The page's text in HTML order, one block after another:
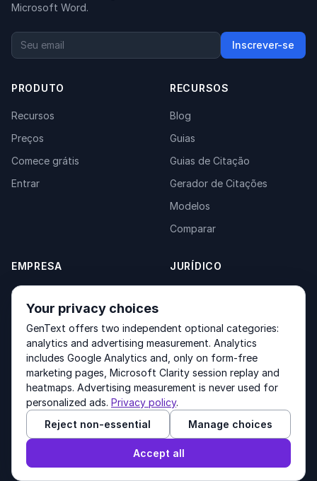
Microsoft Word.
Inscrever-se
PRODUTO
Recursos
Preços
Comece grátis
Entrar
RECURSOS
Blog
Guias
Guias de Citação
Gerador de Citações
Modelos
Comparar
EMPRESA
Sobre
Contato
Produtos
JURÍDICO
Terms of Service
Other products by GenText Group:LexDraft· MentalNote
© 2026 GenText Group Inc. Todos os direitos reservados.
Your privacy choices
GenText offers two independent optional categories:
analytics and advertising measurement. Analytics
includes Google Analytics and, only on form-free
marketing pages, Microsoft Clarity session replay and
heatmaps. Advertising measurement is never used for
personalized ads. Privacy policy.
Reject non-essential
Manage choices
Accept all